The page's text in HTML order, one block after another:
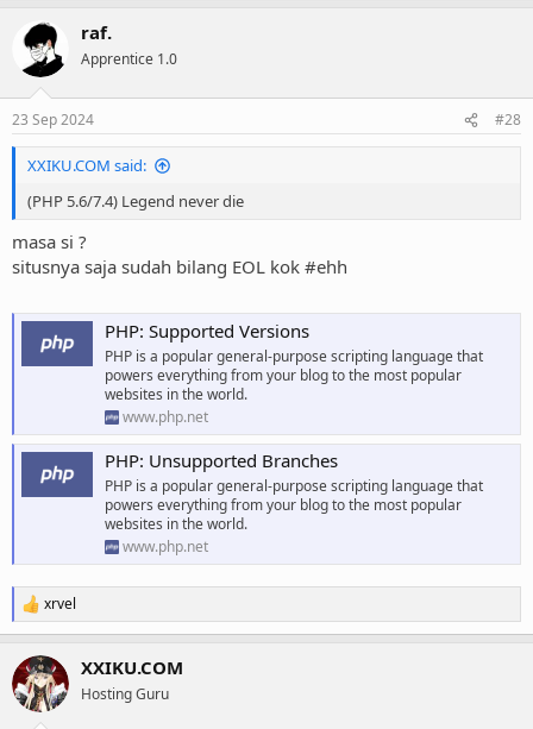
raf.
Apprentice 1.0
23 Sep 2024 #28
XXIKU.COM said:
(PHP 5.6/7.4) Legend never die
masa si ?
situsnya saja sudah bilang EOL kok #ehh
PHP: Supported Versions
PHP is a popular general-purpose scripting language that
powers everything from your blog to the most popular
websites in the world.
www.php.net
PHP: Unsupported Branches
PHP is a popular general-purpose scripting language that
powers everything from your blog to the most popular
websites in the world.
www.php.net
R
e
c
t
i
xrvel
XXIKU.COM
Hosting Guru